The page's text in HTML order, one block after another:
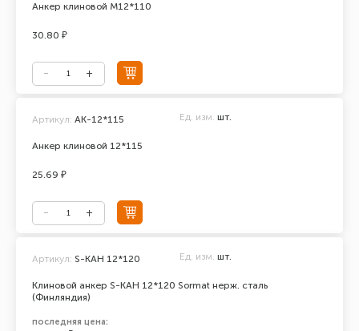
Анкер клиновой М12*110
30.80 ₽
Анкер клиновой 12*115
Артикул: АК-12*115 Ед. изм. шт.
25.69 ₽
Клиновой анкер S-KAH 12*120 Sormat нерж. сталь
(Финляндия)
Артикул: S-KAH 12*120 Ед. изм. шт.
последняя цена: